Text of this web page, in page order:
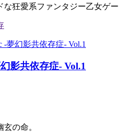
な狂愛系ファンタジー乙女ゲー
影共依存症- Vol.1
の命。